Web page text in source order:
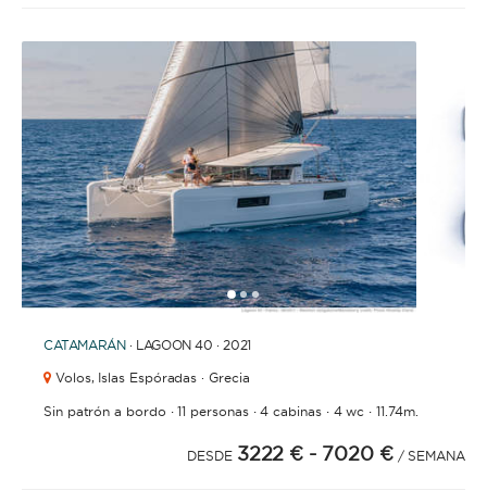
123
CATAMARÁN · LAGOON 40 · 2021
Volos, Islas Espóradas · Grecia
Sin patrón a bordo ·11 personas·4 cabinas· 4 wc ·11.74m.
DESDE 3222 € - 7020 € / SEMANA